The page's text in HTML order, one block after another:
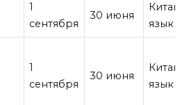
1
сентября
30 июня
язык
1
сентября
30 июня
язык